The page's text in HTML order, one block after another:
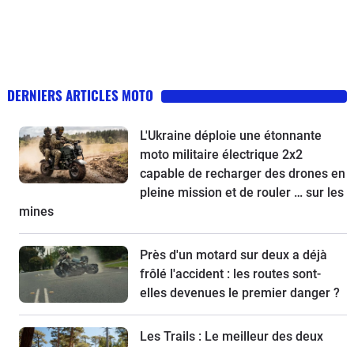
DERNIERS ARTICLES MOTO
L'Ukraine déploie une étonnante
moto militaire électrique 2x2
capable de recharger des drones en
pleine mission et de rouler … sur les
mines
Près d'un motard sur deux a déjà
frôlé l'accident : les routes sont-
elles devenues le premier danger ?
Les Trails : Le meilleur des deux